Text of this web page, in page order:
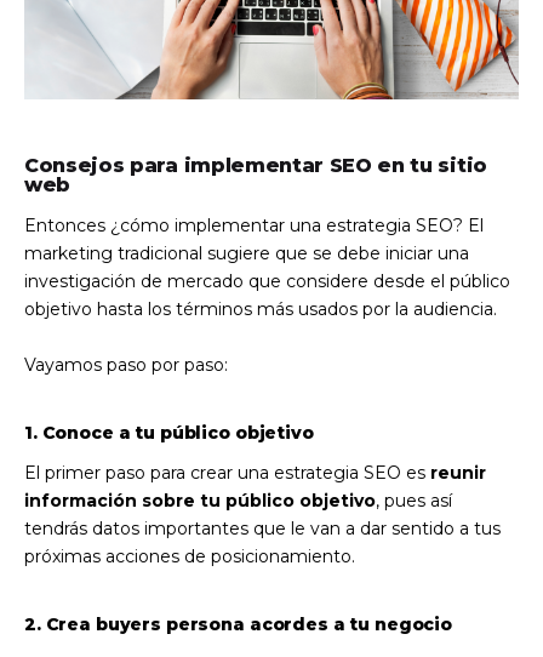
Consejos para implementar SEO en tu sitio
web
Entonces ¿cómo implementar una estrategia SEO? El
marketing tradicional sugiere que se debe iniciar una
investigación de mercado que considere desde el público
objetivo hasta los términos más usados por la audiencia.
Vayamos paso por paso:
1. Conoce a tu público objetivo
El primer paso para crear una estrategia SEO es reunir
información sobre tu público objetivo, pues así
tendrás datos importantes que le van a dar sentido a tus
próximas acciones de posicionamiento.
2. Crea buyers persona acordes a tu negocio